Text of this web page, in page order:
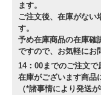
ます。
ご注文後、在庫がない
す。
予め在庫商品の在庫確
ですので、お気軽にお
14：00までのご注文で
在庫がございます商品
（*諸事情により発送